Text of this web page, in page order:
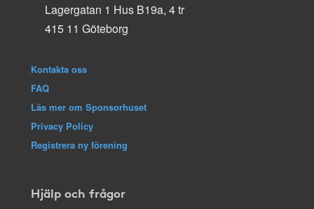
Lagergatan 1 Hus B19a, 4 tr
415 11 Göteborg
Kontakta oss
FAQ
Läs mer om Sponsorhuset
Privacy Policy
Registrera ny förening
Hjälp och frågor